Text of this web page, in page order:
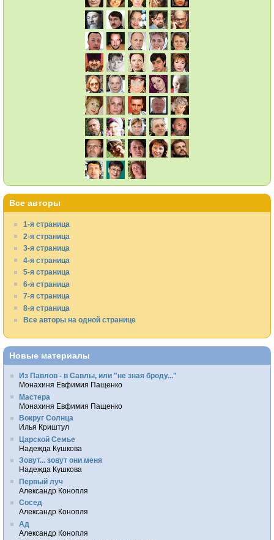
Все авторы
1-я страница
2-я страница
3-я страница
4-я страница
5-я страница
6-я страница
7-я страница
8-я страница
Все авторы на одной странице
Новые материалы
Из Павлов - в Савлы, или "не зная броду..."
Монахиня Евфимия Пащенко
Мастера
Монахиня Евфимия Пащенко
Вокруг Солнца
Илья Криштул
Царской Семье
Надежда Кушкова
Зовут... зовут они меня
Надежда Кушкова
Первый луч
Александр Конопля
Сосед
Александр Конопля
Ад
Александр Конопля